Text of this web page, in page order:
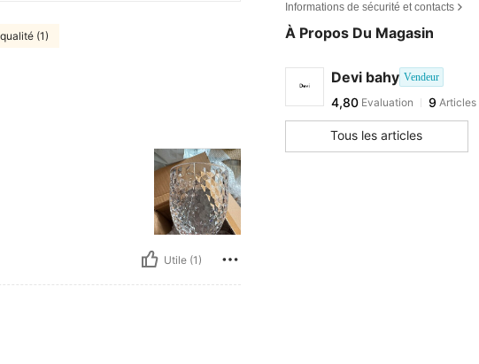
(1)
Utile (1)
Informations de sécurité et contacts
À Propos Du Magasin
Devi bahy Vendeur
4,80 Evaluation 9 Articles
Tous les articles